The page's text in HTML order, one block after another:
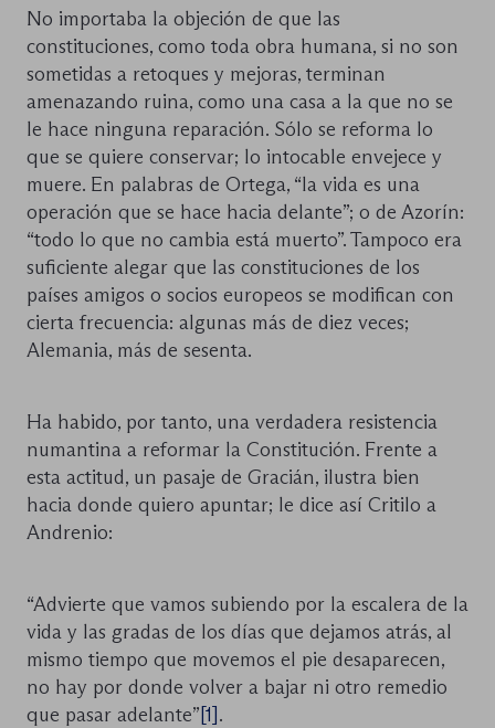
No importaba la objeción de que las
constituciones, como toda obra humana, si no son
sometidas a retoques y mejoras, terminan
amenazando ruina, como una casa a la que no se
le hace ninguna reparación. Sólo se reforma lo
que se quiere conservar; lo intocable envejece y
muere. En palabras de Ortega, “la vida es una
operación que se hace hacia delante”; o de Azorín:
“todo lo que no cambia está muerto”. Tampoco era
suficiente alegar que las constituciones de los
países amigos o socios europeos se modifican con
cierta frecuencia: algunas más de diez veces;
Alemania, más de sesenta.
Ha habido, por tanto, una verdadera resistencia
numantina a reformar la Constitución. Frente a
esta actitud, un pasaje de Gracián, ilustra bien
hacia donde quiero apuntar; le dice así Critilo a
Andrenio:
“Advierte que vamos subiendo por la escalera de la
vida y las gradas de los días que dejamos atrás, al
mismo tiempo que movemos el pie desaparecen,
no hay por donde volver a bajar ni otro remedio
que pasar adelante”[1].